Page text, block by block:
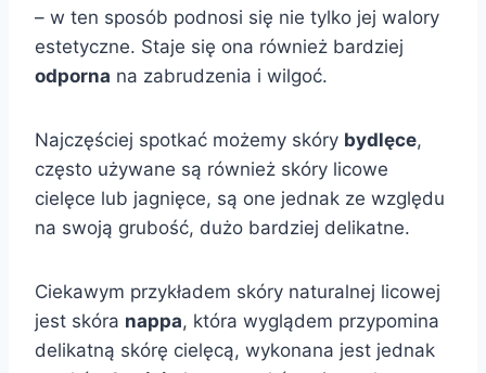
– w ten sposób podnosi się nie tylko jej walory
estetyczne. Staje się ona również bardziej
odporna na zabrudzenia i wilgoć.
Najczęściej spotkać możemy skóry bydlęce,
często używane są również skóry licowe
cielęce lub jagnięce, są one jednak ze względu
na swoją grubość, dużo bardziej delikatne.
Ciekawym przykładem skóry naturalnej licowej
jest skóra nappa, która wyglądem przypomina
delikatną skórę cielęcą, wykonana jest jednak